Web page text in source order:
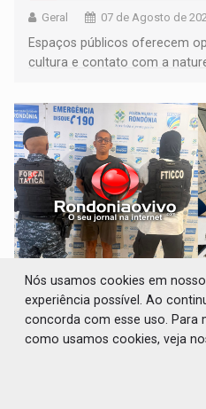
Geral 07 de Agosto de
Espaços públicos oferecem
cultura e contato com a
VÍDEO: FTICCO e
membro do CV com
Nós usamos cookies em
experiência possível. Ao
concorda com esse uso. Para
como usamos cookies, veja